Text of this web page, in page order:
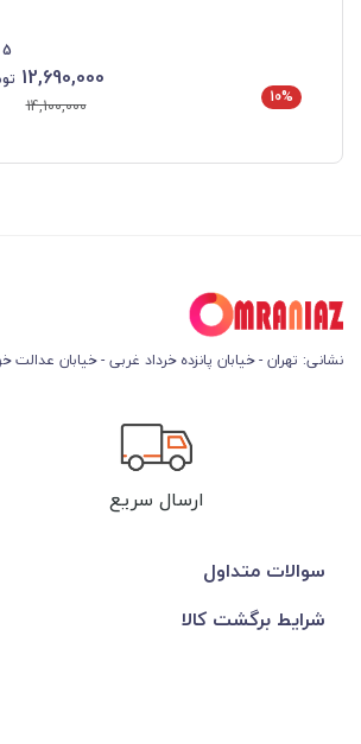
5
10%
12,690,000
14,100,000
نشانی: تهران - خیابان پانزده خرداد غربی - خیابان عدالت
ارسال سریع
سوالات متداول
شرایط برگشت کالا